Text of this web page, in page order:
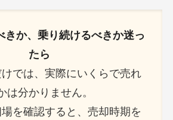
きか、乗り続けるべきか迷っ
たら
けでは、実際にいくらで売れ
は分かりません。
を確認すると、売却時期を